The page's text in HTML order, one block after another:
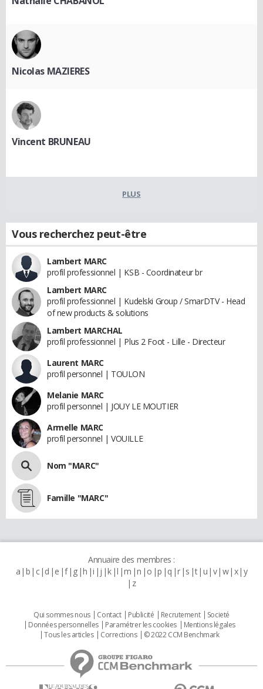
Nicolas MAZIERES
Vincent BRUNEAU
PLUS
Vous recherchez peut-être
Lambert MARC
profil professionnel | KSB - Coordinateur br
Lambert MARC
profil professionnel | Kudelski Group / SmarDTV - Head
of new products & solutions
Lambert MARCHAL
profil professionnel | Plus 2 Foot - Lille - Directeur
Laurent MARC
profil personnel | TOULON
Melanie MARC
profil personnel | JOUY LE MOUTIER
Armelle MARC
profil personnel | VOUILLE
Nom "MARC"
Famille "MARC"
Annuaire des membres :
a b c d e f g h i j k l m n o p q r s t u v w x y
z
Qui sommes nous Contact Publicité Recrutement
Societé
Données personnelles
Paramétrer les cookies
Mentions légales
Tous les articles
Corrections © 2022 CCM Benchmark